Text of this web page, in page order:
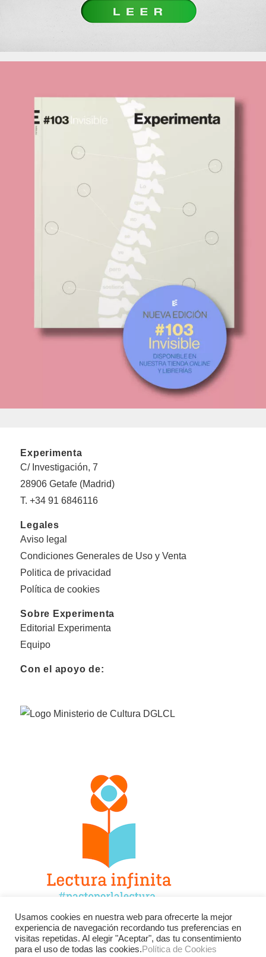
Experimenta
C/ Investigación, 7
28906 Getafe (Madrid)
T. +34 91 6846116
Legales
Aviso legal
Condiciones Generales de Uso y Venta
Politica de privacidad
Política de cookies
Sobre Experimenta
Editorial Experimenta
Equipo
Con el apoyo de:
Facebook Twitter
Instagram
YouTube
LinkedIn Contacto
Usamos cookies en nuestra web para ofrecerte la mejor
experiencia de navegación recordando tus preferencias en
visitas repetidas. Al elegir "Aceptar", das tu consentimiento
para el uso de todas las cookies.Política de Cookies